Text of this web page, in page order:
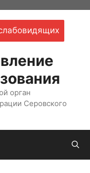
орган
Серовского